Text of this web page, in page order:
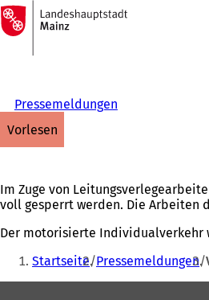
Inhalt anspringen
Zur
Startseite
Pressemeldungen
vorlesen
Im Zuge von
voll gesperrt werden. Die Arbeiten
Der motorisierte Individualverkehr
Sie
befinden
Startseite Pressemeldungen